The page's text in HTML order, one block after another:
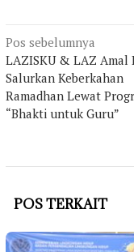
Navigasi
pos
Pos sebelumnya
LAZISKU & LAZ Amal
Salurkan Keberkahan
Ramadhan Lewat
“Bhakti untuk Guru”
POS TERKAIT